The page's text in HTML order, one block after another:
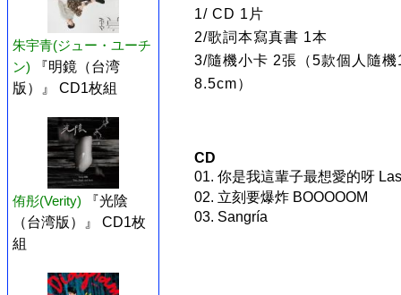
朱宇青(ジュー・ユーチ
ン)
『明鏡（台湾
版）』 CD1枚組
侑彤(Verity)
『光陰
（台湾版）』 CD1枚
組
1/ CD 1片
2/歌詞本寫真書 1本
3/隨機小卡 2張（5款個人隨
8.5cm）
CD
01. 你是我這輩子最想愛的呀
02. 立刻要爆炸 BOOOOOM
03. Sangría